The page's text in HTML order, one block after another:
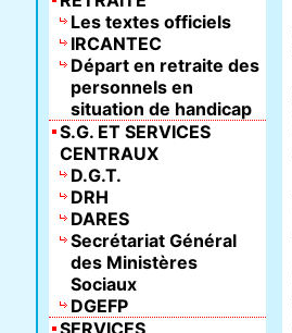
Les textes officiels
IRCANTEC
Départ en retraite des
personnels en
situation de handicap
S.G. ET SERVICES
CENTRAUX
D.G.T.
DRH
DARES
Secrétariat Général
des Ministères
Sociaux
DGEFP
SERVICES